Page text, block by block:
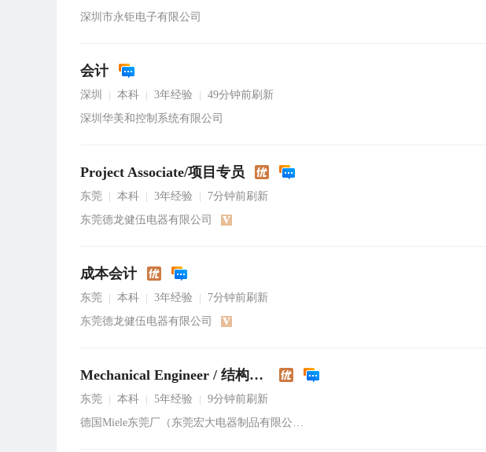
深圳市永钜电子有限公司
会计
深圳 本科 3年经验
49分钟前刷新
深圳华美和控制系统有限公司
Project Associate/项目专员
东莞 本科 3年经验
7分钟前刷新
东莞德龙健伍电器有限公司
成本会计
东莞 本科 3年经验
7分钟前刷新
东莞德龙健伍电器有限公司
Mechanical Engineer / 结构工程师
东莞 本科 5年经验
9分钟前刷新
德国Miele东莞厂（东莞宏大电器制品有限公司）